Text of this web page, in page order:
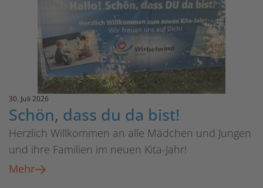
30. Juli 2026
Schön, dass du da bist!
Herzlich Willkommen an alle Mädchen und Jungen
und ihre Familien im neuen Kita-Jahr!
Mehr